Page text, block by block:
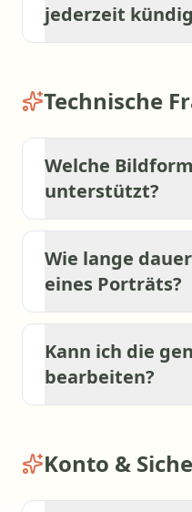
jederzeit
Technische
Welche
unterstützt?
Wie lange
eines Porträts?
Kann ich die
bearbeiten?
Konto &